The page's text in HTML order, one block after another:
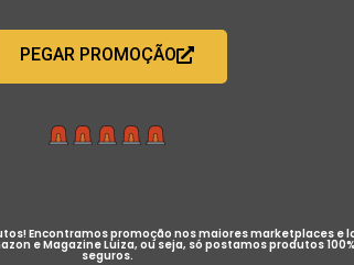
PEGAR PROMOÇÃO
Encontramos promoção nos maiores marketplaces e
e Magazine Luiza, ou seja, só postamos produtos 100%
seguros.